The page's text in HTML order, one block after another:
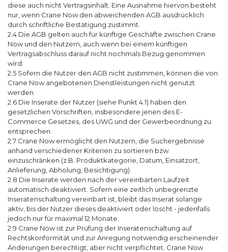
diese auch nicht Vertragsinhalt. Eine Ausnahme hiervon besteht
nur, wenn Crane Now den abweichenden AGB ausdrücklich
durch schriftliche Bestätigung zustimmt.
2.4 Die AGB gelten auch für künftige Geschäfte zwischen Crane
Now und den Nutzern, auch wenn bei einem künftigen
Vertragsabschluss darauf nicht nochmals Bezug genommen
wird.
2.5 Sofern die Nutzer den AGB nicht zustimmen, können die von
Crane Now angebotenen Dienstleistungen nicht genutzt
werden.
2.6 Die Inserate der Nutzer (siehe Punkt 4.1) haben den
gesetzlichen Vorschriften, insbesondere jenen des E-
Commerce Gesetzes, des UWG und der Gewerbeordnung zu
entsprechen.
2.7 Crane Now ermöglicht den Nutzern, die Suchergebnisse
anhand verschiedener Kriterien zu sortieren bzw.
einzuschränken (z.B. Produktkategorie, Datum, Einsatzort,
Anlieferung, Abholung, Besichtigung).
2.8 Die Inserate werden nach der vereinbarten Laufzeit
automatisch deaktiviert. Sofern eine zeitlich unbegrenzte
Inseratenschaltung vereinbart ist, bleibt das Inserat solange
aktiv, bis der Nutzer dieses deaktiviert oder löscht - jedenfalls
jedoch nur für maximal 12 Monate.
2.9 Crane Now ist zur Prüfung der Inseratenschaltung auf
Rechtskonformität und zur Anregung notwendig erscheinender
Änderungen berechtigt, aber nicht verpflichtet. Crane Now